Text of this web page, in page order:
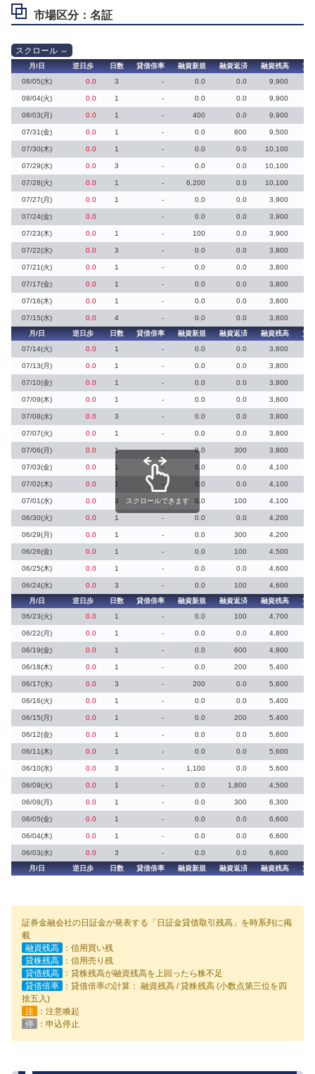
市場区分：名証
月/日 逆日歩 日数 貸借倍率 融資新規 融資返済 融資残高
貸
08/05(水)
0.0 3 - 0.0 0.0 9,900
08/04(火) 0.0 1 - 0.0 0.0 9,900
08/03(月) 0.0 1 - 400 0.0 9,900
07/31(金) 0.0 1 - 0.0 600 9,500
07/30(木) 0.0 1 - 0.0 0.0 10,100
07/29(水) 0.0 3 - 0.0 0.0 10,100
07/28(火) 0.0 1 - 6,200 0.0 10,100
07/27(月) 0.0 1 - 0.0 0.0 3,900
07/24(金) 0.0 - 0.0 0.0 3,900
07/23(木) 0.0 1 - 100 0.0 3,900
07/22(水) 0.0 3 - 0.0 0.0 3,800
07/21(火) 0.0 1 - 0.0 0.0 3,800
07/17(金) 0.0 1 - 0.0 0.0 3,800
07/16(木) 0.0 1 - 0.0 0.0 3,800
07/15(水) 0.0 4 - 0.0 0.0
3,800
月/日
逆日歩 日数 貸借倍率 融資新規 融資返済 融資残高
貸
07/14(火)
0.0 1 - 0.0 0.0 3,800
07/13(月) 0.0 1 - 0.0 0.0 3,800
07/10(金) 0.0 1 - 0.0 0.0 3,800
07/09(木) 0.0 1 - 0.0 0.0 3,800
07/08(水) 0.0 3 - 0.0 0.0 3,800
07/07(火) 0.0 1 - 0.0 0.0 3,800
07/06(月) 0.0 1 - 0.0 300 3,800
07/03(金) 0.0 1 - 0.0 0.0 4,100
07/02(木) 0.0 1 - 0.0 0.0 4,100
07/01(水) 0.0 3 - 0.0 100 4,100
06/30(火) 0.0 1 - 0.0 0.0 4,200
06/29(月) 0.0 1 - 0.0 300 4,200
06/26(金) 0.0 1 - 0.0 100 4,500
06/25(木) 0.0 1 - 0.0 0.0 4,600
06/24(水) 0.0 3 - 0.0 100
4,600
月/日
逆日歩 日数 貸借倍率 融資新規 融資返済 融資残高
貸
06/23(火)
0.0 1 - 0.0 100 4,700
06/22(月) 0.0 1 - 0.0 0.0 4,800
06/19(金) 0.0 1 - 0.0 600 4,800
06/18(木) 0.0 1 - 0.0 200 5,400
06/17(水) 0.0 3 - 200 0.0 5,600
06/16(火) 0.0 1 - 0.0 0.0 5,400
06/15(月) 0.0 1 - 0.0 200 5,400
06/12(金) 0.0 1 - 0.0 0.0 5,600
06/11(木) 0.0 1 - 0.0 0.0 5,600
06/10(水) 0.0 3 - 1,100 0.0 5,600
06/09(火) 0.0 1 - 0.0 1,800 4,500
06/08(月) 0.0 1 - 0.0 300 6,300
06/05(金) 0.0 1 - 0.0 0.0 6,600
06/04(木) 0.0 1 - 0.0 0.0 6,600
06/03(水) 0.0 3 - 0.0 0.0
6,600
月/日
逆日歩 日数 貸借倍率 融資新規 融資返済 融資残高 貸
スクロールできます
証券金融会社の日証金が発表する「日証金貸借取引残高」を時系列に掲
載
融資残高
：信用買い残
貸株残高
：信用売り残
貸借残高
：貸株残高が融資残高を上回ったら株不足
貸借倍率
：貸借倍率の計算： 融資残高 / 貸株残高 (小数点第三位を四
捨五入)
注
：注意喚起
停
：申込停止